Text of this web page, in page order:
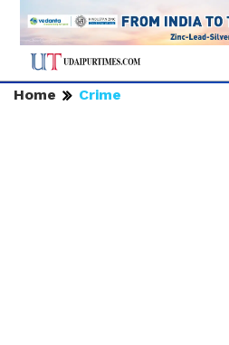
Home Crime